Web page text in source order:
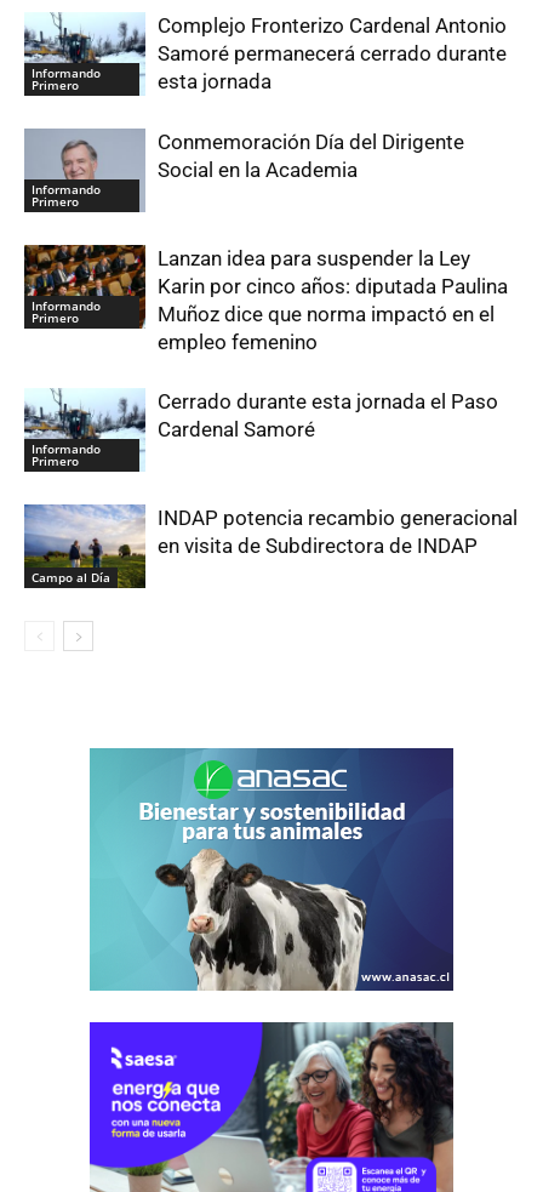
Informando
Primero
Complejo Fronterizo Cardenal Antonio
Samoré permanecerá cerrado durante
esta jornada
Informando
Primero
Conmemoración Día del Dirigente
Social en la Academia
Informando
Primero
Lanzan idea para suspender la Ley
Karin por cinco años: diputada Paulina
Muñoz dice que norma impactó en el
empleo femenino
Informando
Primero
Cerrado durante esta jornada el Paso
Cardenal Samoré
Campo al Día
INDAP potencia recambio generacional
en visita de Subdirectora de INDAP